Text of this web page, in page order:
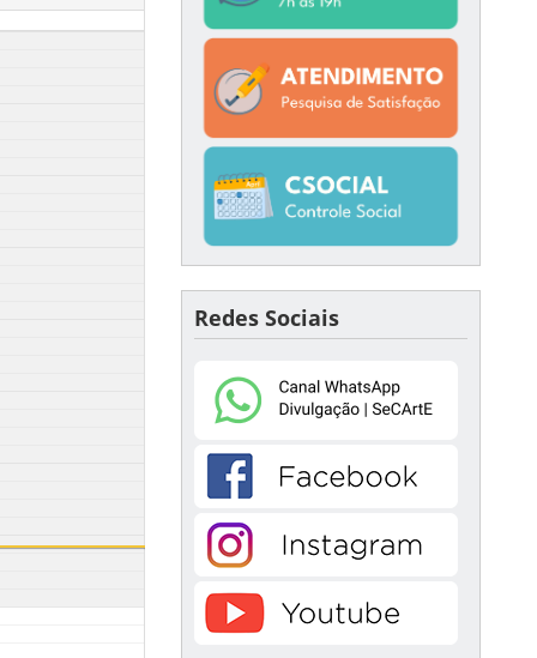
Redes Sociais